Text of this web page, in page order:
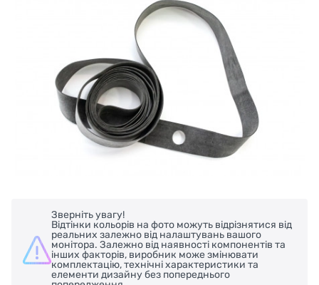
Зверніть увагу!
Відтінки кольорів на фото можуть відрізнятися від
реальних залежно від налаштувань вашого
монітора. Залежно від наявності компонентів та
інших факторів, виробник може змінювати
комплектацію, технічні характеристики та
елементи дизайну без попереднього